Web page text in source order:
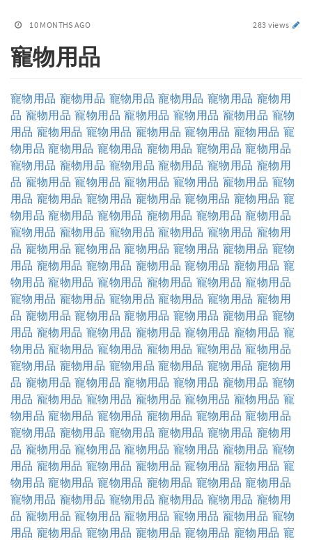
10 MONTHS AGO 283 views
寵物用品
寵物用品 寵物用品 寵物用品 寵物用品 寵物用品 寵物用
品 寵物用品 寵物用品 寵物用品 寵物用品 寵物用品 寵物
用品 寵物用品 寵物用品 寵物用品 寵物用品 寵物用品 寵
物用品 寵物用品 寵物用品 寵物用品 寵物用品 寵物用品
寵物用品 寵物用品 寵物用品 寵物用品 寵物用品 寵物用
品 寵物用品 寵物用品 寵物用品 寵物用品 寵物用品 寵物
用品 寵物用品 寵物用品 寵物用品 寵物用品 寵物用品 寵
物用品 寵物用品 寵物用品 寵物用品 寵物用品 寵物用品
寵物用品 寵物用品 寵物用品 寵物用品 寵物用品 寵物用
品 寵物用品 寵物用品 寵物用品 寵物用品 寵物用品 寵物
用品 寵物用品 寵物用品 寵物用品 寵物用品 寵物用品 寵
物用品 寵物用品 寵物用品 寵物用品 寵物用品 寵物用品
寵物用品 寵物用品 寵物用品 寵物用品 寵物用品 寵物用
品 寵物用品 寵物用品 寵物用品 寵物用品 寵物用品 寵物
用品 寵物用品 寵物用品 寵物用品 寵物用品 寵物用品 寵
物用品 寵物用品 寵物用品 寵物用品 寵物用品 寵物用品
寵物用品 寵物用品 寵物用品 寵物用品 寵物用品 寵物用
品 寵物用品 寵物用品 寵物用品 寵物用品 寵物用品 寵物
用品 寵物用品 寵物用品 寵物用品 寵物用品 寵物用品 寵
物用品 寵物用品 寵物用品 寵物用品 寵物用品 寵物用品
寵物用品 寵物用品 寵物用品 寵物用品 寵物用品 寵物用
品 寵物用品 寵物用品 寵物用品 寵物用品 寵物用品 寵物
用品 寵物用品 寵物用品 寵物用品 寵物用品 寵物用品 寵
物用品 寵物用品 寵物用品 寵物用品 寵物用品 寵物用品
寵物用品 寵物用品 寵物用品 寵物用品 寵物用品 寵物用
品 寵物用品 寵物用品 寵物用品 寵物用品 寵物用品 寵物
用品 寵物用品 寵物用品 寵物用品 寵物用品 寵物用品 寵